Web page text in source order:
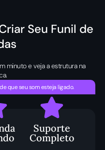
Seu Funil de
minuto e veja a estrutura na
que seu som esteja ligado.
Suporte
Completo